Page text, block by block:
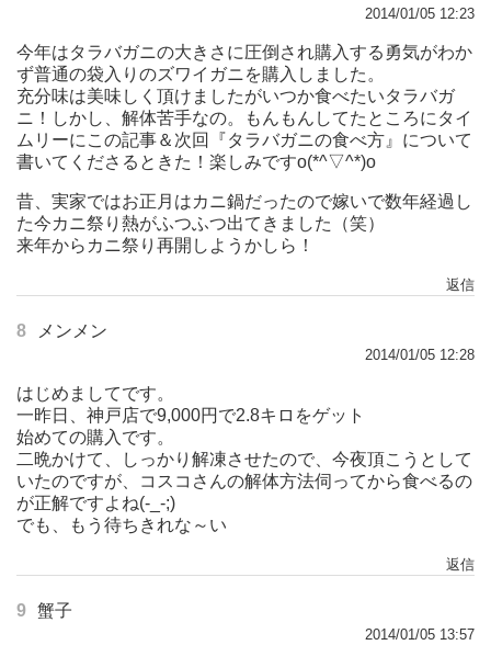
2014/01/05 12:23
今年はタラバガニの大きさに圧倒され購入する勇気がわか
ず普通の袋入りのズワイガニを購入しました。
充分味は美味しく頂けましたがいつか食べたいタラバガ
ニ！しかし、解体苦手なの。もんもんしてたところにタイ
ムリーにこの記事＆次回『タラバガニの食べ方』について
書いてくださるときた！楽しみですo(*^▽^*)o
昔、実家ではお正月はカニ鍋だったので嫁いで数年経過し
た今カニ祭り熱がふつふつ出てきました（笑）
来年からカニ祭り再開しようかしら！
返信
8 メンメン
2014/01/05 12:28
はじめましてです。
一昨日、神戸店で9,000円で2.8キロをゲット
始めての購入です。
二晩かけて、しっかり解凍させたので、今夜頂こうとして
いたのですが、コスコさんの解体方法伺ってから食べるの
が正解ですよね(-_-;)
でも、もう待ちきれな～い
返信
9 蟹子
2014/01/05 13:57